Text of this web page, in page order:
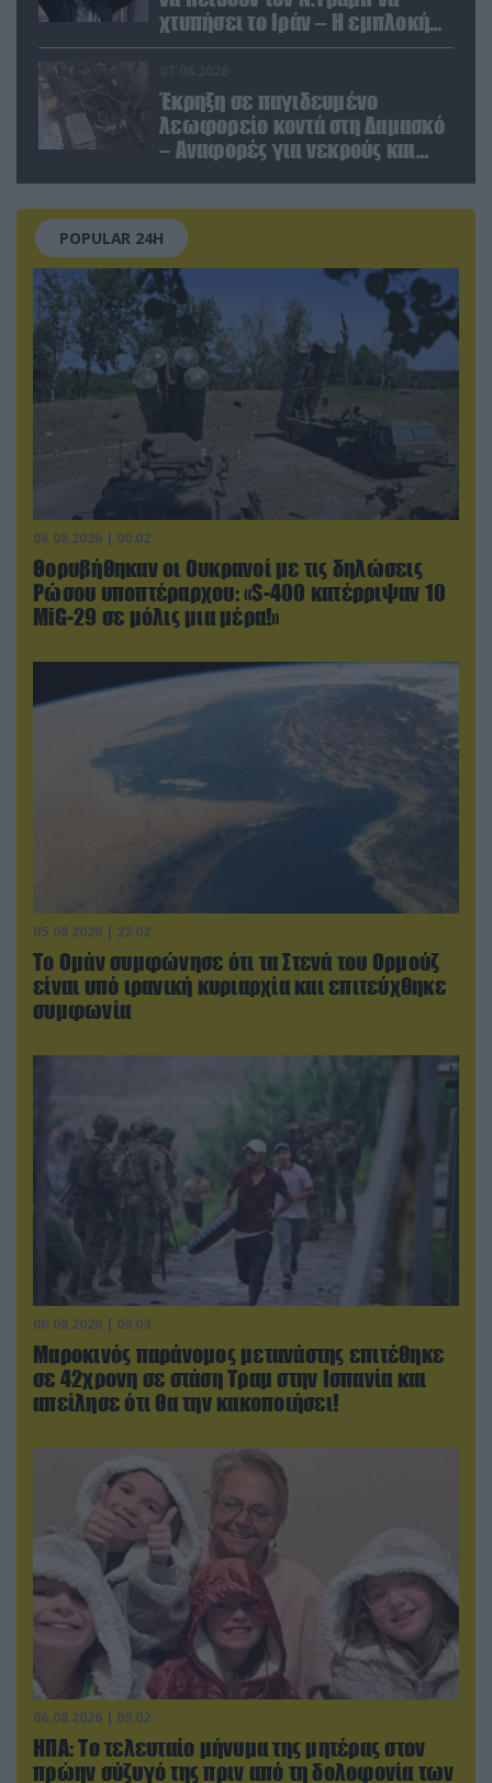
χτυπήσει το Ιράν – Η εμπλοκή
του Μ.Αχμαντινετζάντ
Έκρηξη σε παγιδευμένο
λεωφορείο κοντά στη Δαμασκό
– Αναφορές για νεκρούς και
POPULAR 24H
06.08.2026 | 00:02
Θορυβήθηκαν οι Ουκρανοί με τις δηλώσεις
Ρώσου υποπτέραρχου: «S-400 κατέρριψαν 10
MiG-29 σε μόλις μια μέρα!»
05.08.2026 | 22:02
Το Ομάν συμφώνησε ότι τα Στενά του Ορμούζ
είναι υπό ιρανική κυριαρχία και επιτεύχθηκε
συμφωνία
06.08.2026 | 09:03
Μαροκινός παράνομος μετανάστης επιτέθηκε
σε 42χρονη σε στάση Τραμ στην Ισπανία και
απείλησε ότι θα την κακοποιήσει!
06.08.2026 | 09:02
ΗΠΑ: Το τελευταίο μήνυμα της μητέρας στον
πρώην σύζυγό της πριν από τη δολοφονία των